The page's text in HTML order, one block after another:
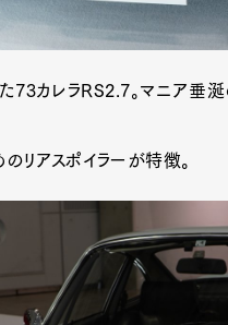
73カレラRS2.7。マニア垂
リアスポイラーが特徴。